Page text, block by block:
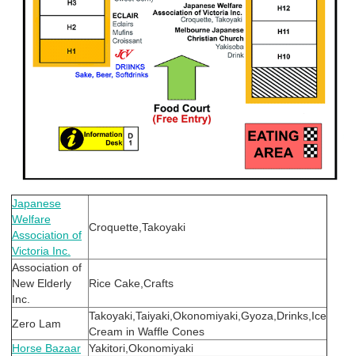
Japanese
Welfare
Association of
Victoria Inc.
Croquette,Takoyaki
Association of
New Elderly
Inc.
Rice Cake,Crafts
Zero Lam
Takoyaki,Taiyaki,Okonomiyaki,Gyoza,Drinks,Ice
Cream in Waffle Cones
Horse Bazaar
Yakitori,Okonomiyaki